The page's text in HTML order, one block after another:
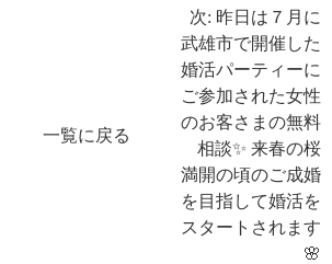
一覧に戻る
次: 昨日は７月に
武雄市で開催した
婚活パーティーに
ご参加された女性
のお客さまの無料
相談✨ 来春の桜
満開の頃のご成婚
を目指して婚活を
スタートされます
🌸